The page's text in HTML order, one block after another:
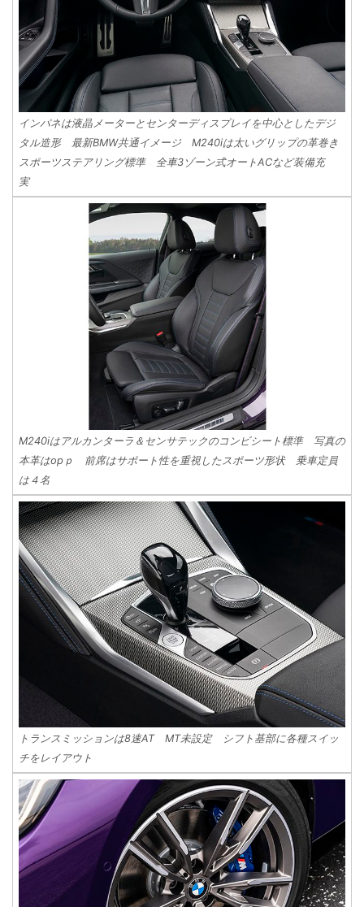
インパネは液晶メーターとセンターディスプレイを中心としたデジ
タル造形 最新BMW共通イメージ M240iは太いグリップの革巻き
スポーツステアリング標準 全車3ゾーン式オートACなど装備充
実
M240iはアルカンターラ＆センサテックのコンビシート標準 写真の
本革はopｐ 前席はサポート性を重視したスポーツ形状 乗車定員
は４名
トランスミッションは8速AT MT未設定 シフト基部に各種スイッ
チをレイアウト